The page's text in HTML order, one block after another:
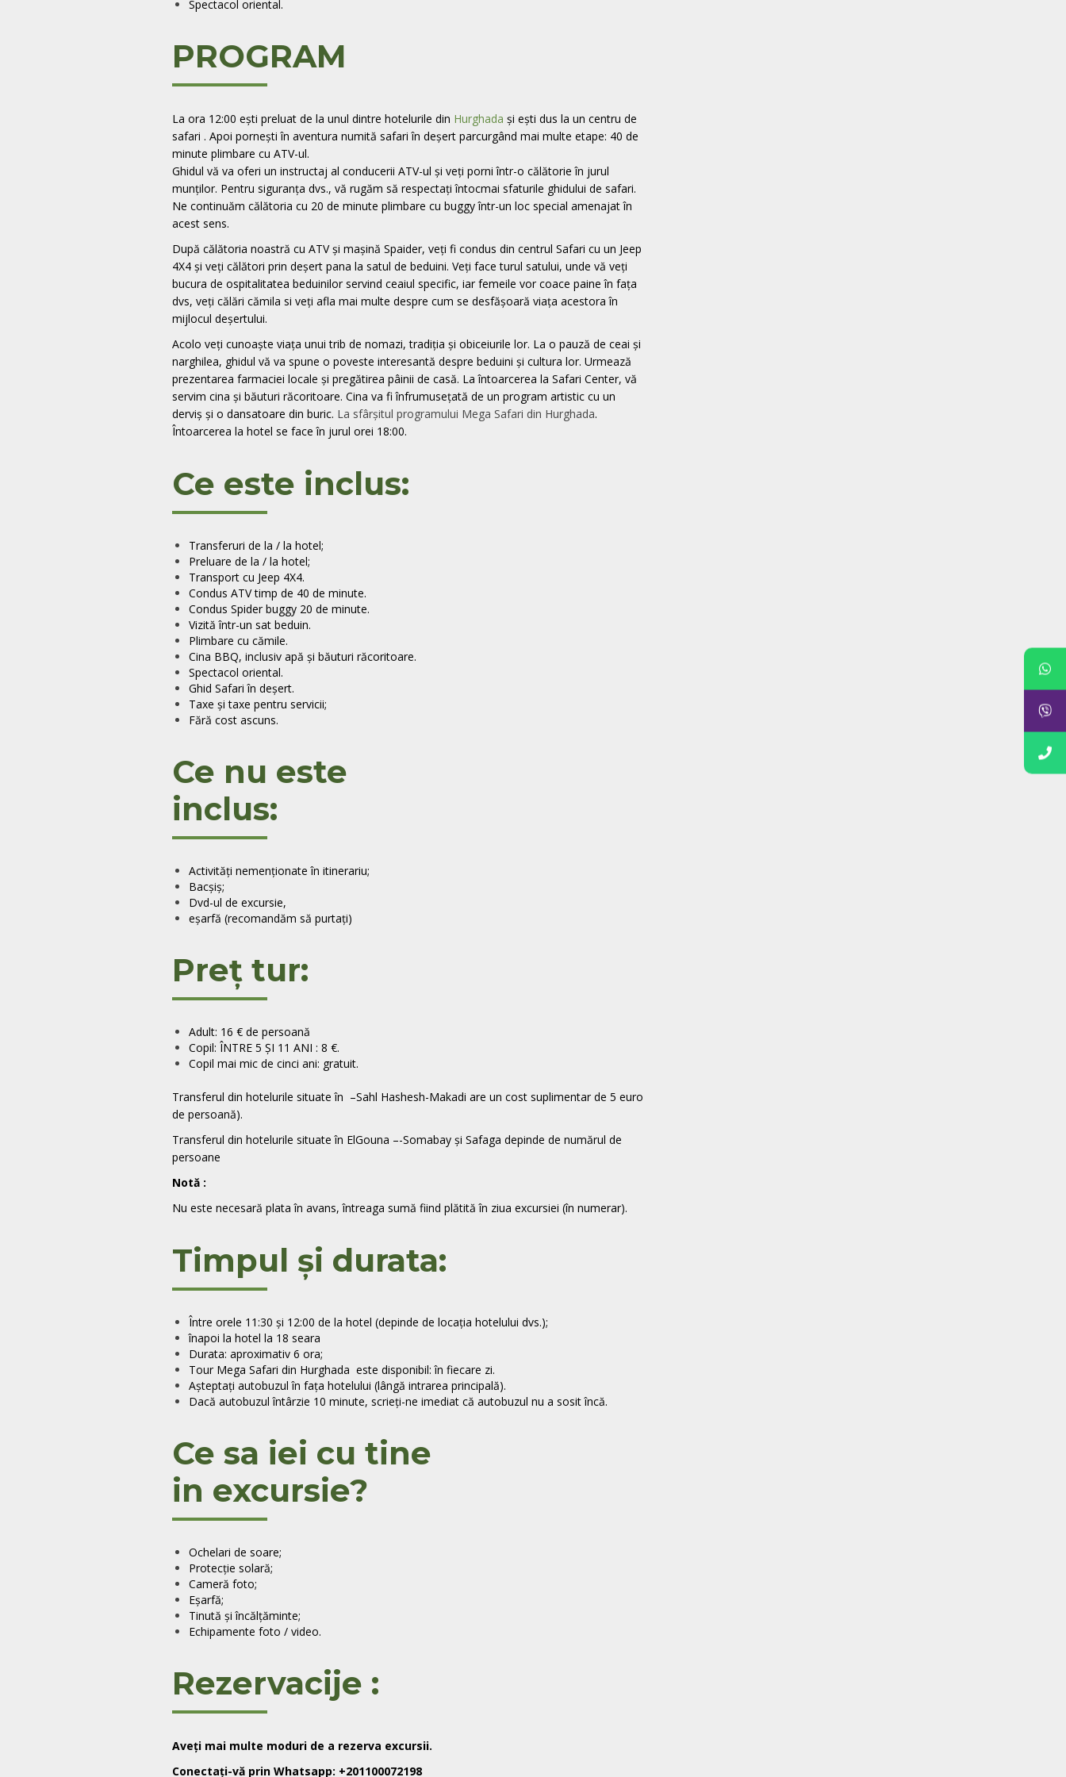
Spectacol oriental.
PROGRAM
La ora 12:00 ești preluat de la unul dintre hotelurile din Hurghada și ești dus la un centru de
safari . Apoi pornești în aventura numită safari în deșert parcurgând mai multe etape: 40 de
minute plimbare cu ATV-ul.
Ghidul vă va oferi un instructaj al conducerii ATV-ul și veți porni într-o călătorie în jurul
munților. Pentru siguranța dvs., vă rugăm să respectați întocmai sfaturile ghidului de safari.
Ne continuăm călătoria cu 20 de minute plimbare cu buggy într-un loc special amenajat în
acest sens.
După călătoria noastră cu ATV și mașină Spaider, veți fi condus din centrul Safari cu un Jeep
4X4 și veți călători prin deșert pana la satul de beduini. Veți face turul satului, unde vă veți
bucura de ospitalitatea beduinilor servind ceaiul specific, iar femeile vor coace paine în fața
dvs, veți călări cămila si veți afla mai multe despre cum se desfășoară viața acestora în
mijlocul deșertului.
Acolo veți cunoaște viața unui trib de nomazi, tradiția și obiceiurile lor. La o pauză de ceai și
narghilea, ghidul vă va spune o poveste interesantă despre beduini și cultura lor. Urmează
prezentarea farmaciei locale și pregătirea pâinii de casă. La întoarcerea la Safari Center, vă
servim cina și băuturi răcoritoare. Cina va fi înfrumuseţată de un program artistic cu un
derviș și o dansatoare din buric. La sfârșitul programului Mega Safari din Hurghada.
Întoarcerea la hotel se face în jurul orei 18:00.
Ce este inclus:
Transferuri de la / la hotel;
Preluare de la / la hotel;
Transport cu Jeep 4X4.
Condus ATV timp de 40 de minute.
Condus Spider buggy 20 de minute.
Vizită într-un sat beduin.
Plimbare cu cămile.
Cina BBQ, inclusiv apă și băuturi răcoritoare.
Spectacol oriental.
Ghid Safari în deșert.
Taxe și taxe pentru servicii;
Fără cost ascuns.
Ce nu este
inclus:
Activități nemenționate în itinerariu;
Bacșiș;
Dvd-ul de excursie,
eșarfă (recomandăm să purtați)
Preț tur:
Adult: 16 € de persoană
Copil: ÎNTRE 5 ȘI 11 ANI : 8 €.
Copil mai mic de cinci ani: gratuit.
Transferul din hotelurile situate în –Sahl Hashesh-Makadi are un cost suplimentar de 5 euro
de persoană).
Transferul din hotelurile situate în ElGouna –-Somabay și Safaga depinde de numărul de
persoane
Notă :
Nu este necesară plata în avans, întreaga sumă fiind plătită în ziua excursiei (în numerar).
Timpul și durata:
Între orele 11:30 și 12:00 de la hotel (depinde de locația hotelului dvs.);
înapoi la hotel la 18 seara
Durata: aproximativ 6 ora;
Tour Mega Safari din Hurghada este disponibil: în fiecare zi.
Așteptați autobuzul în fața hotelului (lângă intrarea principală).
Dacă autobuzul întârzie 10 minute, scrieți-ne imediat că autobuzul nu a sosit încă.
Ce sa iei cu tine
in excursie?
Ochelari de soare;
Protecție solară;
Cameră foto;
Eșarfă;
Tinută și încălțăminte;
Echipamente foto / video.
Rezervacije :
Aveți mai multe moduri de a rezerva excursii.
Conectați-vă prin Whatsapp: +201100072198